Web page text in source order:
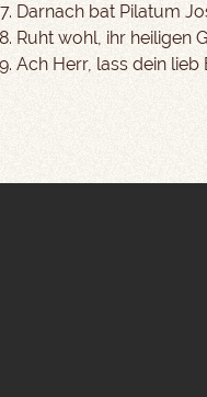
Darnach bat Pilatum
Ruht wohl, ihr heiligen
Ach Herr, lass dein lieb